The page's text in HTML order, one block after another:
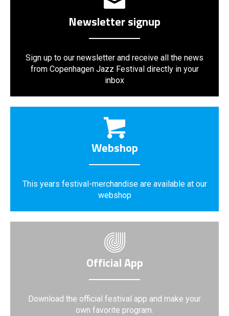
Newsletter signup
Sign up to our newsletter and receive all the news
from Copenhagen Jazz Festival directly in your
inbox
Webshop
This years festival-merchandise are available at our
webshop
Official App
Download the official festival app and make your
own favorite program.